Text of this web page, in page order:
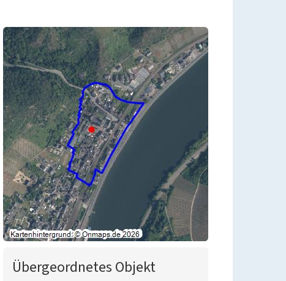
Übergeordnetes Objekt